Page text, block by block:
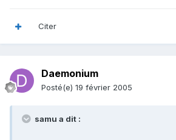
Citer
Daemonium
Posté(e) 19 février 2005
samu a dit :